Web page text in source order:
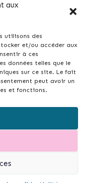
aux
utilisons des
et/ou accéder aux
à ces
données telles que le
sur ce site. Le fait
peut avoir un
et fonctions.
les liens
ville ou
en discuter.